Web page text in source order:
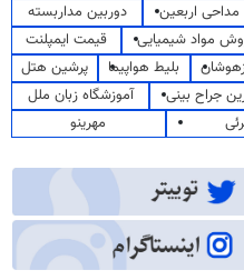
مداحی اربعین
دوربین مداربسته
مواد شیمیایی
قیمت ایمپلنت
بلیط هواپیما
پرشین هتل
جراح بینی
آموزشگاه زبان ملل
مهرینو